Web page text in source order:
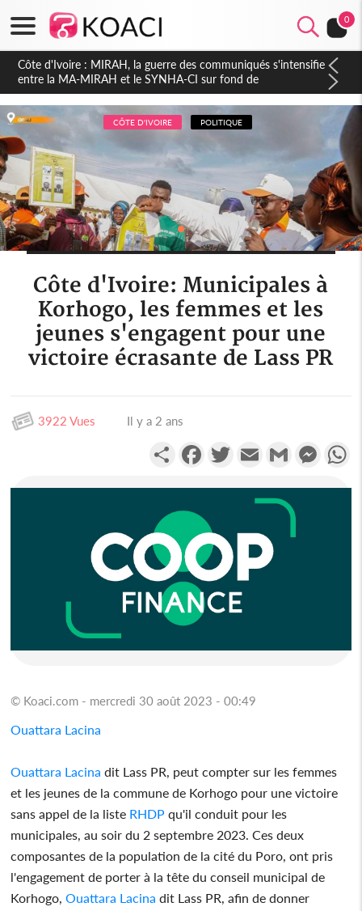
0
Côte d'Ivoire : Indépendance 2026, Thiam plaide pour un
environnement démocratique plus apaisé
CÔTE D'IVOIRE POLITIQUE
Côte d'Ivoire: Municipales à
Korhogo, les femmes et les
jeunes s'engagent pour une
victoire écrasante de Lass PR
3922 Vues Il y a 2 ans
PartagerFacebookTwitterEmail Gmail
© Koaci.com - mercredi 30 août 2023 - 00:49
Ouattara Lacina
Ouattara Lacina dit Lass PR, peut compter sur les femmes
et les jeunes de la commune de Korhogo pour une victoire
sans appel de la liste RHDP qu'il conduit pour les
municipales, au soir du 2 septembre 2023. Ces deux
composantes de la population de la cité du Poro, ont pris
l'engagement de porter à la tête du conseil municipal de
Korhogo,Ouattara Lacina dit Lass PR, afin de donner